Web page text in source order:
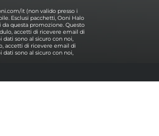
it (non valido presso i
Esclusi pacchetti, Ooni Halo
questa promozione. Questo
accetti di ricevere email di
sono al sicuro con noi,
accetti di ricevere email di
sono al sicuro con noi,